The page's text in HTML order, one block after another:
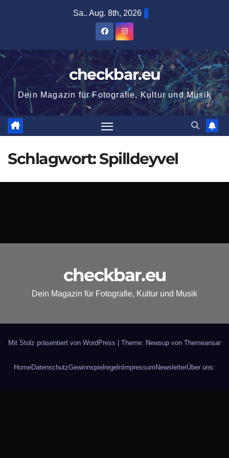
Sa.. Aug. 8th, 2026
checkbar.eu
Dein Magazin für Fotografie, Kultur und Musik
Schlagwort:Spilldeyvel
checkbar.eu
Dein Magazin für Fotografie, Kultur und Musik
Mit Stolz präsentiert von WordPress Theme: Newsup von Themeansar
HomeDatenschutzGewinnspielregeln Impressum NewsletterÜber uns: